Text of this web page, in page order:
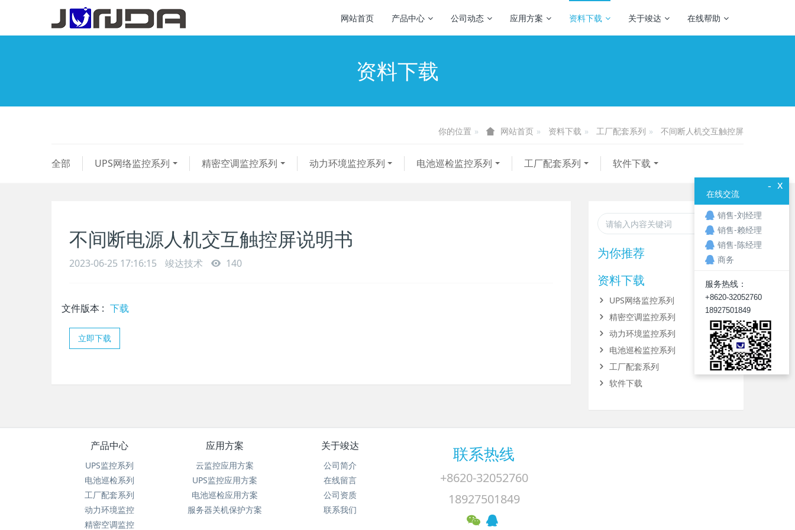
网站首页 产品中心 公司动态 应用方案 资料下载 关于竣达 在线帮助
资料下载
你的位置 网站首页 资料下载 工厂配套系列 不间断人机交互触控屏
全部 UPS网络监控系列 精密空调监控系列 动力环境监控系列 电池巡检监控系列 工厂配套系列 软件下载
不间断电源人机交互触控屏说明书
2023-06-25 17:16:15 竣达技术 140
文件版本 : 下载
立即下载
为你推荐
资料下载
UPS网络监控系列
精密空调监控系列
动力环境监控系列
电池巡检监控系列
工厂配套系列
软件下载
产品中心
UPS监控系列
电池巡检系列
工厂配套系列
动力环境监控
精密空调监控
应用方案
云监控应用方案
UPS监控应用方案
电池巡检应用方案
服务器关机保护方案
关于竣达
公司简介
在线留言
公司资质
联系我们
联系热线
+8620-32052760
18927501849
x
-
在线交流
销售-刘经理
销售-赖经理
销售-陈经理
商务
服务热线：
+8620-32052760
18927501849